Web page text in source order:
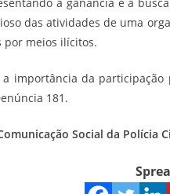
das atividades de uma
por meios ilícitos.
importância da
181.
Social da Polícia